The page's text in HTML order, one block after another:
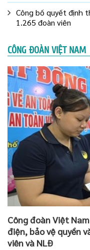
Công bố quyết định
1.265 đoàn viên
CÔNG ĐOÀN VIỆT NAM
Công đoàn Việt
điện, bảo vệ quyền
viên và NLĐ